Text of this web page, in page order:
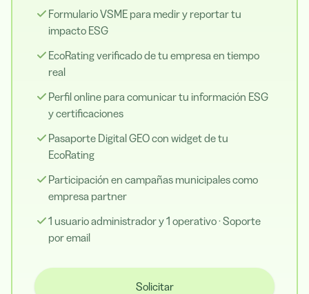
Formulario VSME para medir y reportar tu
impacto ESG
EcoRating verificado de tu empresa en tiempo
real
Perfil online para comunicar tu información ESG
y certificaciones
Pasaporte Digital GEO con widget de tu
EcoRating
Participación en campañas municipales como
empresa partner
1 usuario administrador y 1 operativo · Soporte
por email
Solicitar